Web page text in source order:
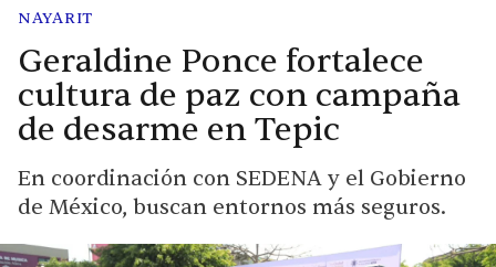
NAYARIT
Geraldine Ponce fortalece
cultura de paz con campaña
de desarme en Tepic
En coordinación con SEDENA y el Gobierno
de México, buscan entornos más seguros.